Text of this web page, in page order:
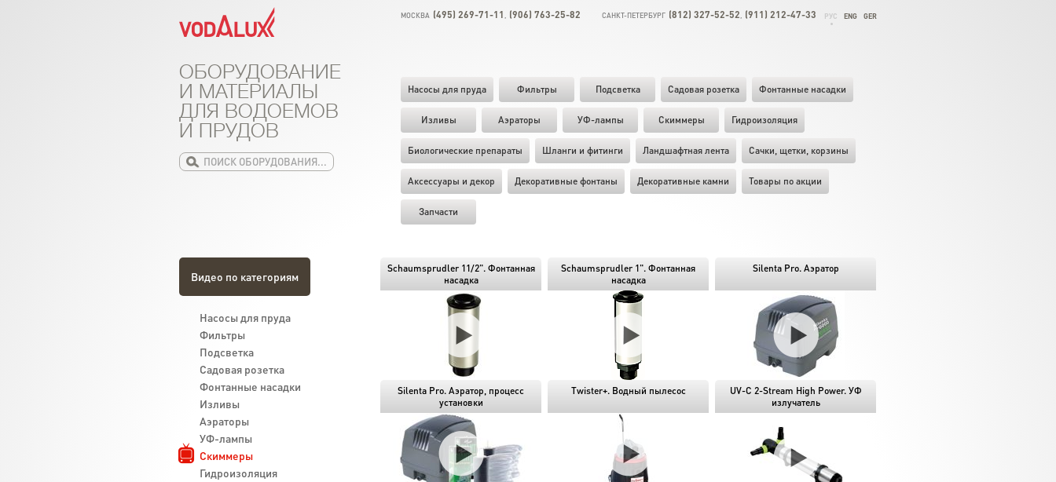
МОСКВА (495) 269-71-11 (906) 763-25-82 САНКТ-ПЕТЕРБУРГ (812) 327-52-52 (911) 212-47-33 РУС ENG GER
Насосы для пруда Фильтры Подсветка Садовая розетка Фонтанные насадки
Изливы Аэраторы УФ-лампы Скиммеры Гидроизоляция
Биологические препараты Шланги и фитинги Ландшафтная лента Cачки, щетки, корзины
Аксессуары и декор Декоративные фонтаны Декоративные камни Товары по акции
Запчасти
ОБОРУДОВАНИЕ
И МАТЕРИАЛЫ
ДЛЯ ВОДОЕМОВ
И ПРУДОВ
Schaumsprudler 11/2". Фонтанная
насадка
Schaumsprudler 1". Фонтанная
насадка
Silenta Pro. Аэратор
Silenta Pro. Аэратор, процесс
установки
Twister+. Водный пылесос
UV-C 2-Stream High Power. УФ
излучатель
Видео по категориям
Насосы для пруда
Фильтры
Подсветка
Садовая розетка
Фонтанные насадки
Изливы
Аэраторы
УФ-лампы
Скиммеры
Гидроизоляция